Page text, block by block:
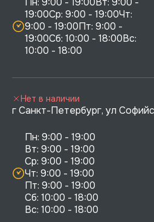
19:00Ср: 9:00 - 19:00Чт:
9:00 - 19:00Пт: 9:00 -
19:00Сб: 10:00 - 18:00Вс:
10:00 - 18:00
г Санкт-Петербург, ул
Пн: 9:00 - 19:00
Вт: 9:00 - 19:00
Ср: 9:00 - 19:00
Чт: 9:00 - 19:00
Пт: 9:00 - 19:00
Сб: 10:00 - 18:00
Нет в наличии